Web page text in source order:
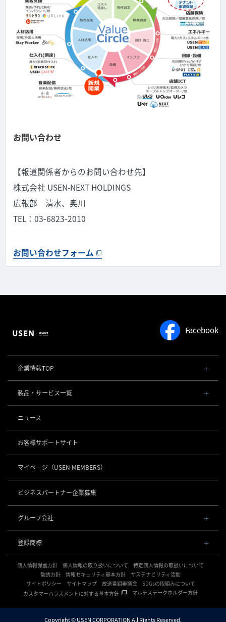
お問い合わせ
【報道関係者からのお問い合わせ先】
株式会社 USEN-NEXT HOLDINGS
広報部 清水、奥川
TEL：03‐6823‐2010
お問い合わせフォーム
Facebook
企業情報TOP
会社概要・役員一覧
事業内容
社長メッセージ
事業所一覧
店舗DX
グループ会社
製品・サービス一覧
POSレジ 他
USENレジ
USENセルフレジ
USENレジTAB HEALTHCARE
USEN ハンディ
USEN Mobile Order
USEN Tablet Order
USEN Order & Pay
USEN My Menu Premium
キャッシュレス決済
USEN PAY
USEN PAY QR
KettyBot Pro（配膳）
PuduBot2（配膳）
BellaBot Pro（配膳）
PUDU T300（運搬）
PUDU CC1（清掃）
KLEENBOT C30（清掃）
PUDU MT1（清掃）
集客・予約
USEN SMART RESERVE
ヒトサラ
サロン向け予約システム
「USEN RESERVE BEAUTY」
⁩音楽配信
USEN MUSIC Entertainment
OTORAKU -音・楽-
CM録音機能つきBGM
海外店舗BGM
複数店舗の配信管理
通信
USEN AIR UNLIMITED
USEN AIR
USEN光
USEN Wi-Fi
USEN PHONE
防犯カメラ
USEN Camera
NEXTクラウドビュー
サイネージ
開業サポート
お役立ち情報
ニュース
お客様サポートサイト
マイページ （USEN MEMBERS）
ビジネスパートナー企業募集
グループ会社
USEN & U-NEXT GROUP
株式会社 U-NEXT HOLDINGS
登録商標
登録第７０２６８８０号
登録第６６５８３１３号
登録第６６１８６０３号
登録第６３８６７４６号
登録第６１５８６１６号
登録第６０１６５１３号
個人情報保護方針 個人情報の取り扱いについて
特定個人情報の取扱いについて
勧誘方針
情報セキュリティ基本方針
サステナビリティ活動
サイトポリシー
サイトマップ 放送番組審議会
SDGsの取組みについて
カスタマーハラスメントに対する基本方針
マルチステークホルダー方針
Copyright © USEN CORPORATION All Rights Reserved.